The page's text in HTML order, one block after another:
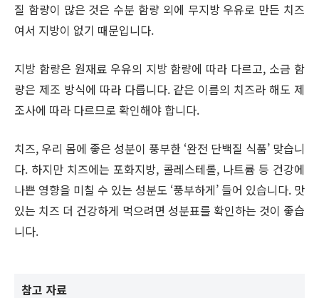
질 함량이 많은 것은 수분 함량 외에 무지방 우유로 만든 치즈
여서 지방이 없기 때문입니다.
지방 함량은 원재료 우유의 지방 함량에 따라 다르고, 소금 함
량은 제조 방식에 따라 다릅니다. 같은 이름의 치즈라 해도 제
조사에 따라 다르므로 확인해야 합니다.
치즈, 우리 몸에 좋은 성분이 풍부한 ‘완전 단백질 식품’ 맞습니
다. 하지만 치즈에는 포화지방, 콜레스테롤, 나트륨 등 건강에
나쁜 영향을 미칠 수 있는 성분도 ‘풍부하게’ 들어 있습니다. 맛
있는 치즈 더 건강하게 먹으려면 성분표를 확인하는 것이 좋습
니다.
참고 자료